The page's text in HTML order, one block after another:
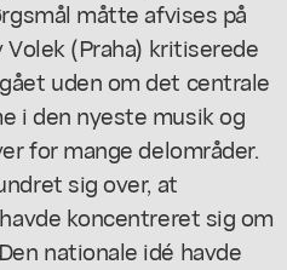
måtte afvises på
(Praha) kritiserede
uden om det centrale
i den nyeste musik og
for mange delområder.
sig over, at
koncentreret sig om
nationale idé havde